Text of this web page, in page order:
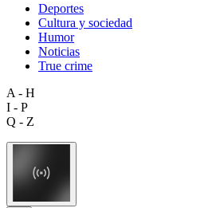
Deportes
Cultura y sociedad
Humor
Noticias
True crime
A - H
I - P
Q - Z